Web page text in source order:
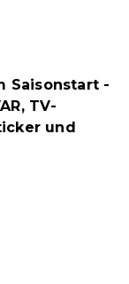
Saisonstart -
TV-
und